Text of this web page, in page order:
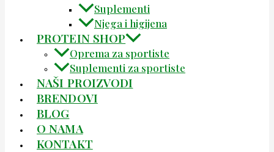
Suplementi
Njega i higijena
PROTEIN SHOP
Oprema za sportiste
Suplementi za sportiste
NAŠI PROIZVODI
BRENDOVI
BLOG
O NAMA
KONTAKT